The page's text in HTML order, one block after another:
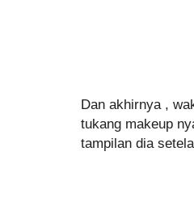
Dan akhirnya ,
tukang makeup
tampilan dia